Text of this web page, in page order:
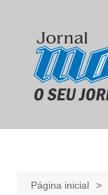
conteúdo
Página inicial